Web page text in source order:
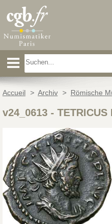
Accueil > Archiv > Römische
v24_0613-